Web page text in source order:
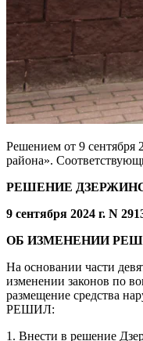
Решением от 9
района».
РЕШЕНИЕ
9 сентября 2024 г. N
ОБ ИЗМЕНЕНИИ
На основании части
изменении законов по
размещение средства
РЕШИЛ:
1. Внести в решение